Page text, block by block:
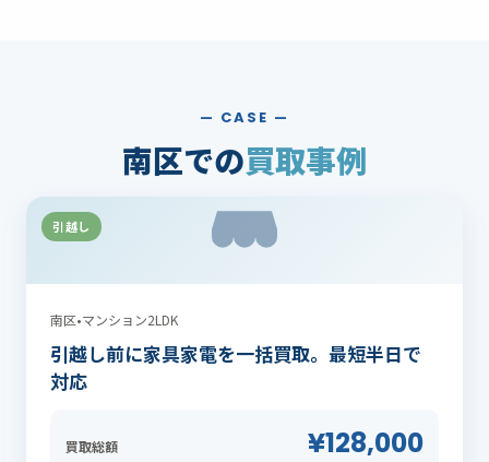
— CASE —
南区での買取事例
引越し
南区•マンション2LDK
引越し前に家具家電を一括買取。最短半日で
対応
買取総額 ¥128,000